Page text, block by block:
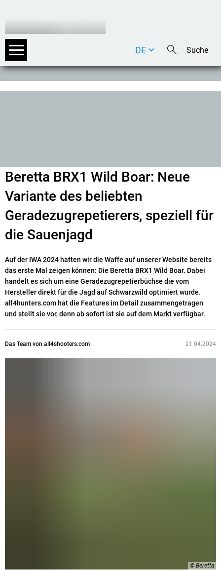
DE
EN
Beretta BRX1 Wild Boar: Neue
Variante des beliebten
Geradezugrepetierers, speziell für
die Sauenjagd
Auf der IWA 2024 hatten wir die Waffe auf unserer Website bereits
das erste Mal zeigen können: Die Beretta BRX1 Wild Boar. Dabei
handelt es sich um eine Geradezugrepetierbüchse die vom
Hersteller direkt für die Jagd auf Schwarzwild optimiert wurde.
all4hunters.com hat die Features im Detail zusammengetragen
und stellt sie vor, denn ab sofort ist sie auf dem Markt verfügbar.
Das Team von all4shooters.com 21.04.2024
© Beretta